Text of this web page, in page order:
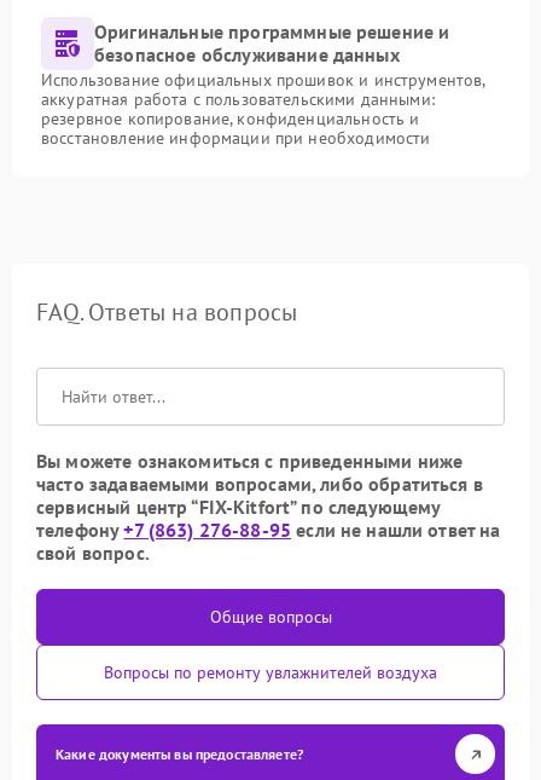
Оригинальные программные решение и
безопасное обслуживание данных
Использование официальных прошивок и инструментов,
аккуратная работа с пользовательскими данными:
резервное копирование, конфиденциальность и
восстановление информации при необходимости
FAQ. Ответы на вопросы
Вы можете ознакомиться с приведенными ниже
часто задаваемыми вопросами, либо обратиться в
сервисный центр “FIX-Kitfort” по следующему
телефону+7 (863) 276-88-95 если не нашли ответ на
свой вопрос.
Общие вопросы
Вопросы по ремонту увлажнителей воздуха
Какие документы вы предоставляете?